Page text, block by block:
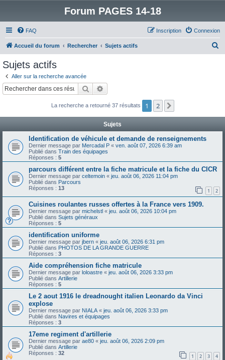
Forum PAGES 14-18
FAQ Connexion
Inscription
Accueil du forum Rechercher Sujets actifs
c
Sujets actifs
Aller sur la recherche avancée
Rechercher
La recherche a retourné 37 résultats 1 2
Sujets
Identification de véhicule et demande de renseignements
Dernier message par Mercadal P « ven. août 07, 2026 6:39 am
Publié dans Train des équipages
Réponses : 5
parcours différent entre la fiche matricule et la fiche du CICR
Dernier message par celtemoin « jeu. août 06, 2026 11:04 pm
Publié dans Parcours
Réponses : 13 1 2
Cuisines roulantes russes offertes à la France vers 1909.
Dernier message par michelstl « jeu. août 06, 2026 10:04 pm
Publié dans Sujets généraux
Réponses : 5
identification uniforme
Dernier message par jbern « jeu. août 06, 2026 6:31 pm
Publié dans PHOTOS DE LA GRANDE GUERRE
Réponses : 3
Aide compréhension fiche matricule
Dernier message par loloastre « jeu. août 06, 2026 3:33 pm
Publié dans Artillerie
Réponses : 5
Le 2 aout 1916 le dreadnought italien Leonardo da Vinci
explose
Dernier message par NIALA « jeu. août 06, 2026 3:33 pm
Publié dans Navires et équipages
Réponses : 3
17eme regiment d'artillerie
Dernier message par ae80 « jeu. août 06, 2026 2:09 pm
Publié dans Artillerie
Réponses : 32 1 2 3 4